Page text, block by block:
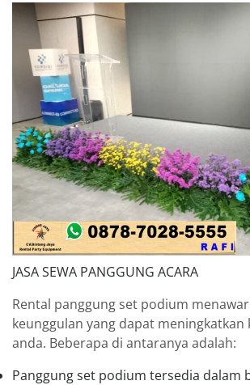
JASA SEWA PANGGUNG ACARA
Rental panggung set podium
keunggulan yang dapat meningkatkan
anda. Beberapa di antaranya adalah:
Panggung set podium tersedia dalam